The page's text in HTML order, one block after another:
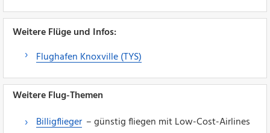
Weitere Flüge und Infos:
Flughafen Knoxville (TYS)
Weitere Flug-Themen
Billigflieger – günstig fliegen mit Low-Cost-Airlines